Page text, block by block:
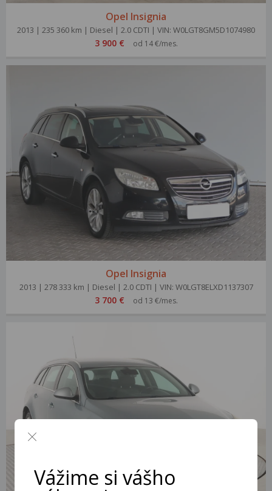
Opel Insignia
2013 | 235 360 km | Diesel | 2.0 CDTI | VIN: W0LGT8GM5D1074980
3 900 € od 14 €/mes.
Opel Insignia
2013 | 278 333 km | Diesel | 2.0 CDTI | VIN: W0LGT8ELXD1137307
3 700 € od 13 €/mes.
Vážime si vášho